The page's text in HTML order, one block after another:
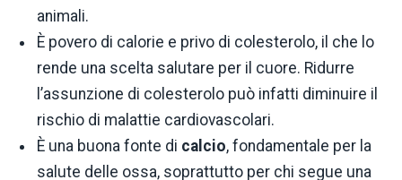
animali.
È povero di calorie e privo di colesterolo, il che lo
rende una scelta salutare per il cuore. Ridurre
l’assunzione di colesterolo può infatti diminuire il
rischio di malattie cardiovascolari.
È una buona fonte di calcio, fondamentale per la
salute delle ossa, soprattutto per chi segue una